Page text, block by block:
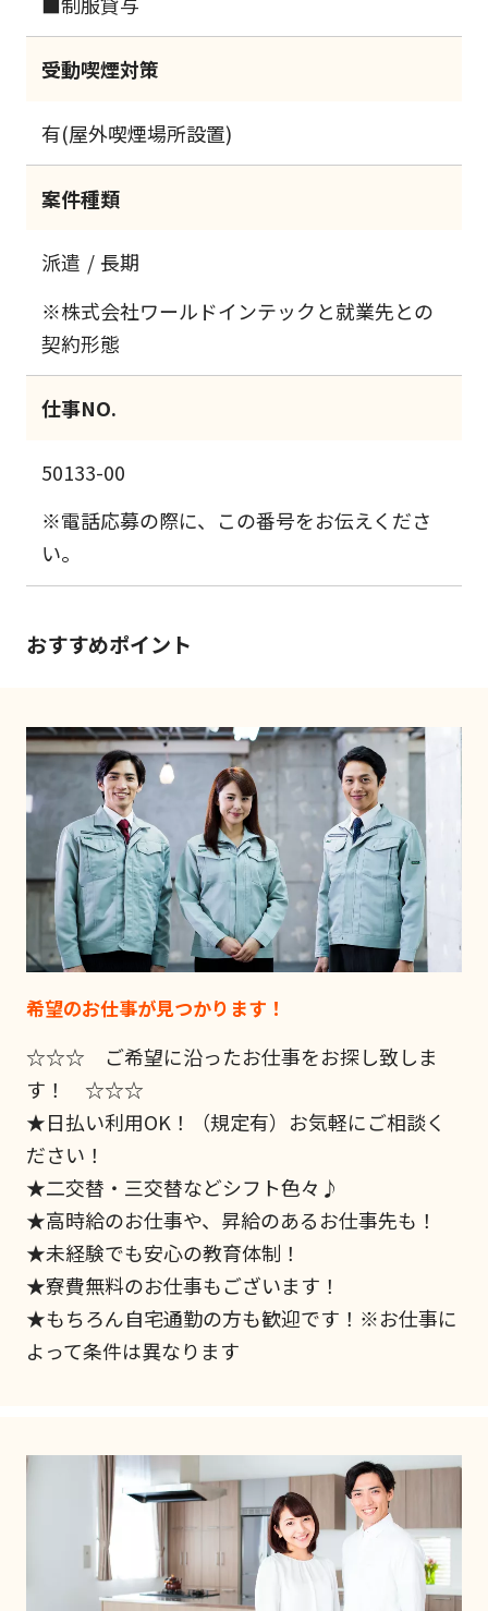
受動喫煙対策
有(屋外喫煙場所設置)
案件種類
派遣
長期
※株式会社ワールドインテックと就業先との
契約形態
仕事NO.
50133-00
※電話応募の際に、この番号をお伝えくださ
い。
おすすめポイント
希望のお仕事が見つかります！
☆☆☆ ご希望に沿ったお仕事をお探し致しま
す！ ☆☆☆
★日払い利用OK！（規定有）お気軽にご相談く
ださい！
★二交替・三交替などシフト色々♪
★高時給のお仕事や、昇給のあるお仕事先も！
★未経験でも安心の教育体制！
★寮費無料のお仕事もございます！
★もちろん自宅通勤の方も歓迎です！※お仕事に
よって条件は異なります